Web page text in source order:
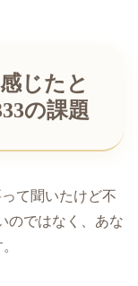
じたと
の課題
て聞いたけど不
ではなく、あな